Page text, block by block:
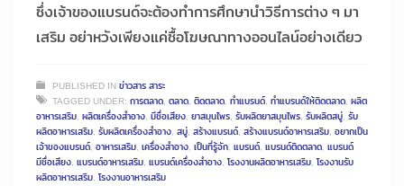
ซึ่งเจ้าของแบรนด์จะต้องทำการศึกษานำวิธีการต่าง ๆ มา
เสริม อย่าหวังเพียงแค่ซื้อโฆษณาทางออนไลน์อย่างเดียว
PUBLISHED INข่าวสาร สาระ
TAGGED UNDER: การตลาด, ตลาด, ติดตลาด, ทำแบรนด์, ทำแบรนด์ให้ติดตลาด, ผลิต
อาหารเสริม, ผลิตเครื่องสำอาง, มีชื่อเสียง, ยาสมุนไพร, รับผลิตยาสมุนไพร, รับผลิตสบู่, รับ
ผลิตอาหารเสริม, รับผลิตเครื่องสำอาง, สบู่, สร้างแบรนด์, สร้างแบรนด์อาหารเสริม, อยากเป็น
เจ้าของแบรนด์, อาหารเสริม, เครื่องสำอาง, เป็นที่รู้จัก, แบรนด์, แบรนด์ติดตลาด, แบรนด์
มีชื่อเสียง, แบรนด์อาหารเสริม, แบรนด์เครื่องสำอาง, โรงงานผลิตอาหารเสริม, โรงงานรับ
ผลิตอาหารเสริม, โรงงานอาหารเสริม